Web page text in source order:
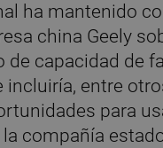
ha mantenido
china Geely
de capacidad de
incluiría, entre
para
compañía